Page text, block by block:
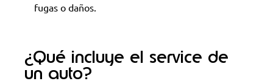
fugas o daños.
¿Qué incluye el service de
un auto?